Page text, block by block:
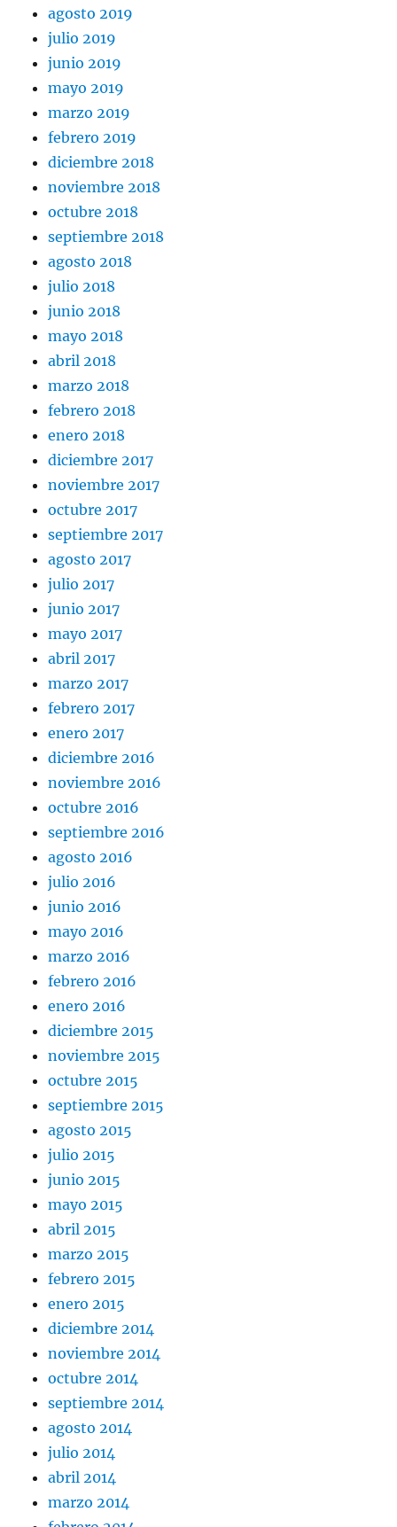
agosto 2019
julio 2019
junio 2019
mayo 2019
marzo 2019
febrero 2019
diciembre 2018
noviembre 2018
octubre 2018
septiembre 2018
agosto 2018
julio 2018
junio 2018
mayo 2018
abril 2018
marzo 2018
febrero 2018
enero 2018
diciembre 2017
noviembre 2017
octubre 2017
septiembre 2017
agosto 2017
julio 2017
junio 2017
mayo 2017
abril 2017
marzo 2017
febrero 2017
enero 2017
diciembre 2016
noviembre 2016
octubre 2016
septiembre 2016
agosto 2016
julio 2016
junio 2016
mayo 2016
marzo 2016
febrero 2016
enero 2016
diciembre 2015
noviembre 2015
octubre 2015
septiembre 2015
agosto 2015
julio 2015
junio 2015
mayo 2015
abril 2015
marzo 2015
febrero 2015
enero 2015
diciembre 2014
noviembre 2014
octubre 2014
septiembre 2014
agosto 2014
julio 2014
abril 2014
marzo 2014